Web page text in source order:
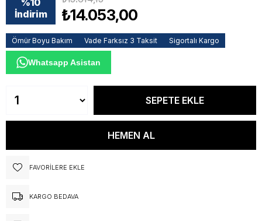
%10
İndirim
₺14.053,00
Ömür Boyu Bakım Vade Farksız 3 Taksit Sigortalı Kargo
Whatsapp Asistan
FAVORILERE EKLE
KARGO BEDAVA